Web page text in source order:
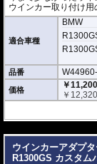
ウインカー取り付け用
適合車種
BMW
品番
価格
￥11,200
￥
ウインカーアダプ
R1300GS カスタム